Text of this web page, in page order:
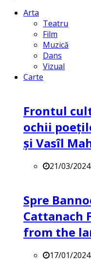
Arta
Teatru
Film
Muzică
Dans
Vizual
Carte
Frontul
ochii
și Vasîl
21/03/2024
Spre
Cattanach
from the
17/01/2024